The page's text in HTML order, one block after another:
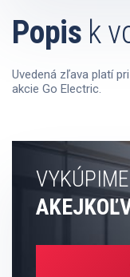
Popis k
Uvedená zľava platí
akcie Go Electric.